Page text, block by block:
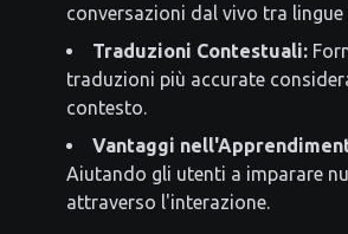
conversazioni dal vivo tra lingue
Traduzioni Contestuali:
traduzioni più accurate
contesto.
Vantaggi
Aiutando gli utenti a imparare
attraverso l'interazione.